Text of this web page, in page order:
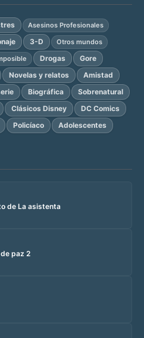
Asesinos Profesionales
3-D Otros mundos
Drogas
Gore
Novelas y relatos
Amistad
Biográfica
Sobrenatural
Clásicos Disney
DC Comics
Policíaco Adolescentes
de La asistenta
paz 2